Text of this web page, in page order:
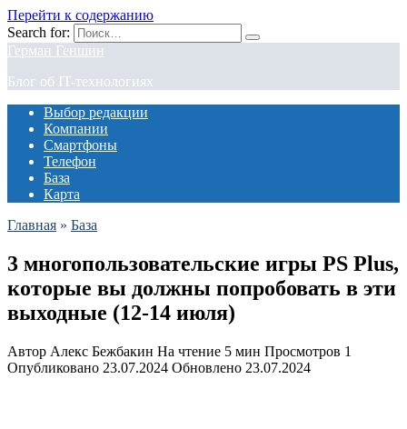
Перейти к содержанию
Search for:
Герман Геншин
Блог об IT-технологиях
Выбор редакции
Компании
Смартфоны
Телефон
База
Карта
Главная » База
3 многопользовательские игры PS Plus,
которые вы должны попробовать в эти
выходные (12-14 июля)
Автор Алекс Бежбакин На чтение 5 мин Просмотров 1
Опубликовано 23.07.2024 Обновлено 23.07.2024